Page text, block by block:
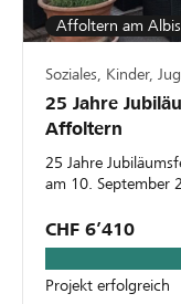
Affoltern am Albis
Soziales, Kinder,
25 Jahre
Affoltern
25 Jahre
am 10. September
CHF 6’410
Projekt erfolgreich